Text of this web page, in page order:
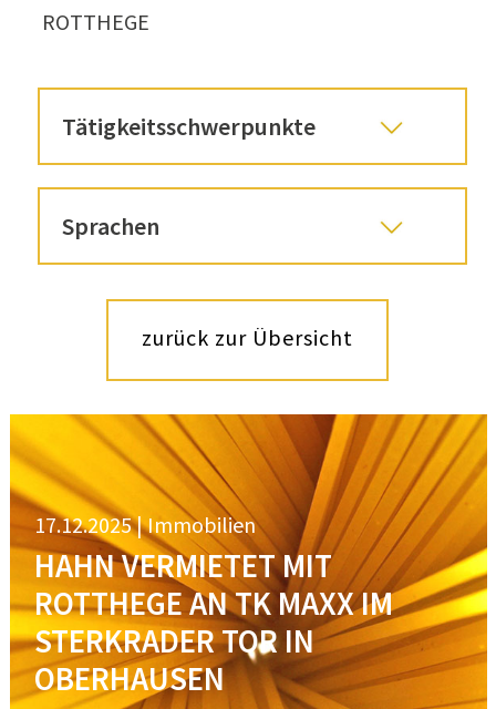
ROTTHEGE
Tätigkeitsschwerpunkte
Sprachen
zurück zur Übersicht
17.12.2025 | Immobilien
HAHN VERMIETET MIT
ROTTHEGE AN TK MAXX IM
STERKRADER TOR IN
OBERHAUSEN